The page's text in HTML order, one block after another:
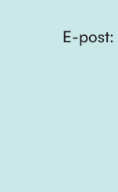
E-post: